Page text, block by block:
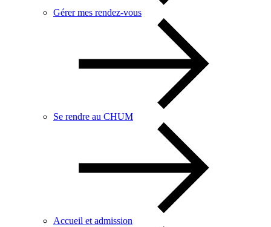
Gérer mes rendez-vous
Se rendre au CHUM
Accueil et admission